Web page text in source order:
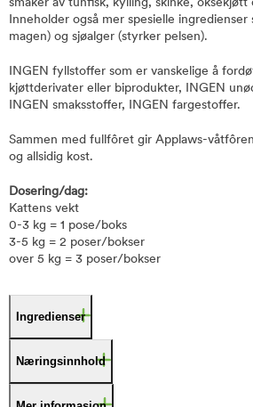
smaker av tunfisk, kylling, skinke, oksekjøtt
Inneholder også mer spesielle ingredienser
magen) og sjøalger (styrker pelsen).
INGEN fyllstoffer som er vanskelige å
kjøttderivater eller biprodukter, INGEN
INGEN smaksstoffer, INGEN fargestoffer.
Sammen med fullfôret gir Applaws-
og allsidig kost.
Dosering/dag:
Kattens vekt
0-3 kg = 1 pose/boks
3-5 kg = 2 poser/bokser
over 5 kg = 3 poser/bokser
Ingredienser
Næringsinnhold